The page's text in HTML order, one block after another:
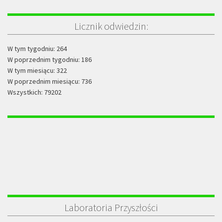
Licznik odwiedzin:
W tym tygodniu: 264
W poprzednim tygodniu: 186
W tym miesiącu: 322
W poprzednim miesiącu: 736
Wszystkich: 79202
Laboratoria Przyszłości